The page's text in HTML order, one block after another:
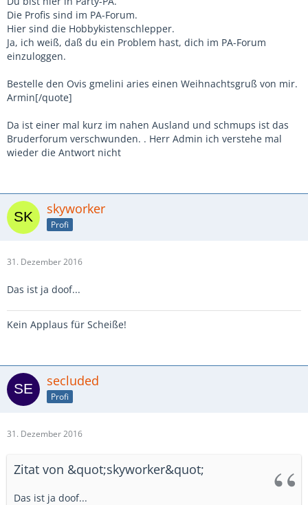
Die Profis sind im PA-Forum.
Hier sind die Hobbykistenschlepper.
Ja, ich weiß, daß du ein Problem hast, dich im PA-Forum
einzuloggen.
Bestelle den Ovis gmelini aries einen Weihnachtsgruß von mir.
Armin[/quote]
Da ist einer mal kurz im nahen Ausland und schmups ist das
Bruderforum verschwunden. . Herr Admin ich verstehe mal
wieder die Antwort nicht
skyworker
Profi
31. Dezember 2016
Das ist ja doof...
Kein Applaus für Scheiße!
secluded
Profi
31. Dezember 2016
Zitat von &quot;skyworker&quot;
Das ist ja doof...